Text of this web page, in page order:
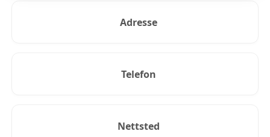
Adresse
Telefon
Nettsted